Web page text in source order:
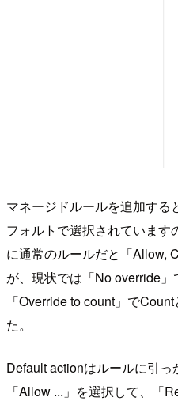
マネージドルールを追加す
フォルトで選択されています
に通常のルールだと「Allow,
が、現状では「No override」
「Override to count」で
た。
Default actionはルールに引
「Allow ...」を選択して、「